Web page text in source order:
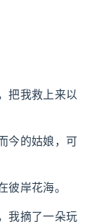
把我救上来以
今的姑娘，可
彼岸花海。
我摘了一朵玩